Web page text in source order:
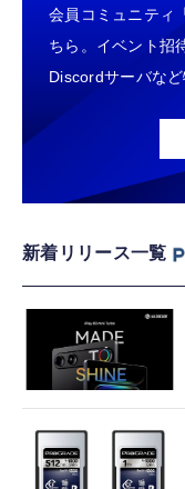
会員コミュニティ
ちら。イベント招
Discordサーバな
新着リリース一覧